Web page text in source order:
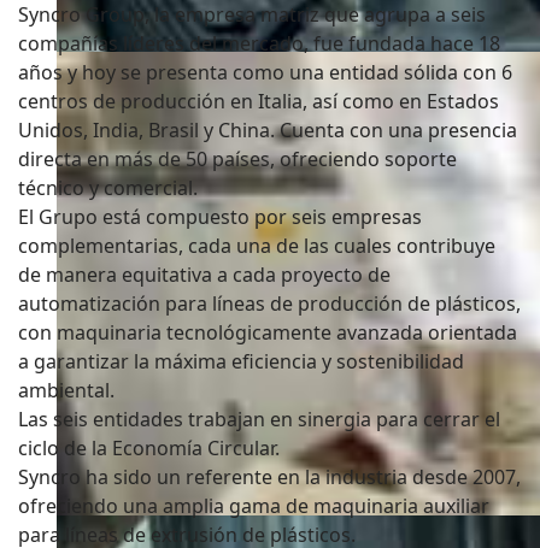
Syncro Group, la empresa matriz que agrupa a seis
compañías líderes del mercado, fue fundada hace 18
años y hoy se presenta como una entidad sólida con 6
centros de producción en Italia, así como en Estados
Unidos, India, Brasil y China. Cuenta con una presencia
directa en más de 50 países, ofreciendo soporte
técnico y comercial.
El Grupo está compuesto por seis empresas
complementarias, cada una de las cuales contribuye
de manera equitativa a cada proyecto de
automatización para líneas de producción de plásticos,
con maquinaria tecnológicamente avanzada orientada
a garantizar la máxima eficiencia y sostenibilidad
ambiental.
Las seis entidades trabajan en sinergia para cerrar el
ciclo de la Economía Circular.
Syncro ha sido un referente en la industria desde 2007,
ofreciendo una amplia gama de maquinaria auxiliar
para líneas de extrusión de plásticos.